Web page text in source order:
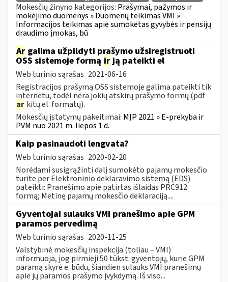
Mokesčių žinyno kategorijos: Prašymai, pažymos ir
mokėjimo duomenys » Duomenų teikimas VMI »
Informacijos teikimas apie sumokėtas gyvybės ir pensijų
draudimo įmokas, bū
Ar galima užpildyti prašymo užsiregistruoti
OSS sistemoje formą irją pateikti el
Web turinio sąrašas 2021-06-16
Registracijos prašymą OSS sistemoje galima pateikti tik
internetu, todėl nėra jokių atskirų prašymo formų (pdf
ar kitų el. formatų).
Mokesčių įstatymų pakeitimai: MĮP 2021 » E-prekyba ir
PVM nuo 2021 m. liepos 1 d.
Kaip pasinaudoti lengvata?
Web turinio sąrašas 2020-02-20
Norėdami susigrąžinti dalį sumokėto pajamų mokesčio
turite per Elektroninio deklaravimo sistemą (EDS)
pateikti: Pranešimo apie patirtas išlaidas PRC912
formą; Metinę pajamų mokesčio deklaraciją....
Gyventojai sulauks VMI pranešimo apie GPM
paramos pervedimą
Web turinio sąrašas 2020-11-25
Valstybinė mokesčių inspekcija (toliau – VMI)
informuoja, jog pirmieji 50 tūkst. gyventojų, kurie GPM
paramą skyrė e. būdu, šiandien sulauks VMI pranešimų
apie jų paramos prašymo įvykdymą. Iš viso...